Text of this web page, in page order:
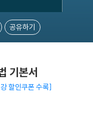
공유하기
기본서
할인쿠폰 수록